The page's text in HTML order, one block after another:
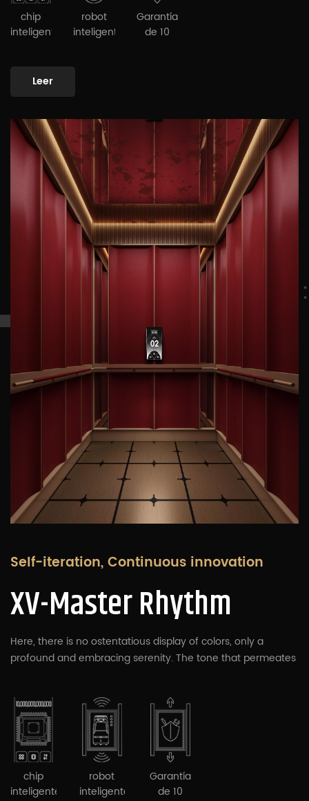
chip
inteligente
robot
inteligente
Garantía
de 10
Leer
Self-iteration, Continuous innovation
XV-Master Rhythm
Here, there is no ostentatious display of colors, only a
profound and embracing serenity. The tone that permeates
carrying a silent, almost palpable tension that seems to
instantly absorb the clamor and restlessness of the outside
world. This is the color of "returning home"—warm, dignified,
yet infinitely deep.
chip
inteligente
robot
inteligente
Garantía
de 10